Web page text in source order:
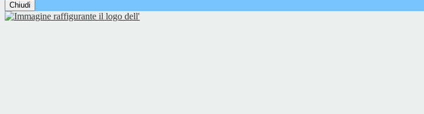
Chiudi